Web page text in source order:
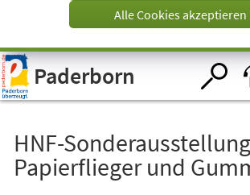
Visuelle
Assistenzsoftware
öffnen.
Alle Cookies akzeptieren
Paderborn
HNF-
Papierflieger und